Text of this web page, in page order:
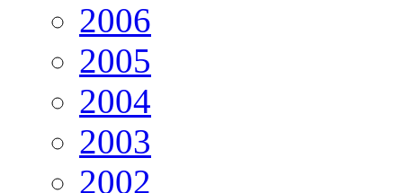
2006
2005
2004
2003
2002